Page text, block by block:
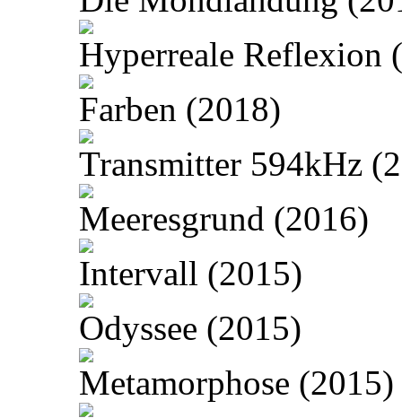
Hyperreale Reflexion
Farben (2018)
Transmitter 594kHz
Meeresgrund (2016)
Intervall (2015)
Odyssee (2015)
Metamorphose (2015)